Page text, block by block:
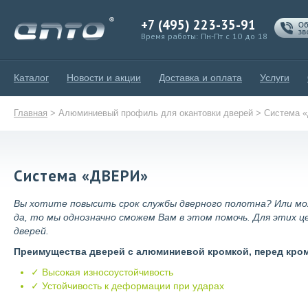
+7 (495) 223-35-91
Время работы: Пн-Пт с 10 до 18
Каталог Новости и акции Доставка и оплата Услуги
Главная > Алюминиевый профиль для окантовки дверей > Система
Система «ДВЕРИ»
Вы хотите повысить срок службы дверного полотна? Или
да, то мы однозначно сможем Вам в этом помочь. Для этих
дверей.
Преимущества дверей с алюминиевой кромкой, перед
✓ Высокая износоустойчивость
✓ Устойчивость к деформации при ударах